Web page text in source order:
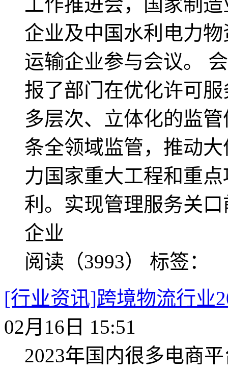
企业及中国水利电力
运输企业参与会议。
报了部门在优化许可
多层次、立体化的监
条全领域监管，推动
力国家重大工程和重
利。实现管理服务关
企业
阅读（3993） 标签：
[行业资讯]跨境物流行业
02月16日 15:51
2023年国内很多电商